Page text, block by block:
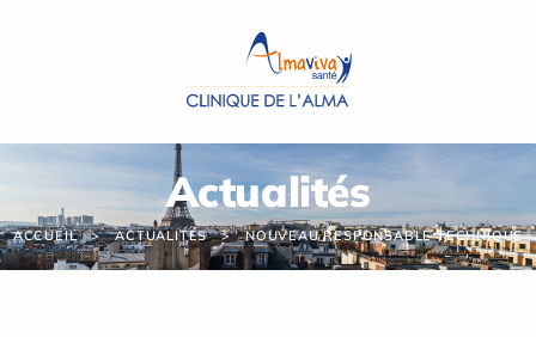
Actualités
ACCUEIL ACTUALITÉS NOUVEAU RESPONSABLE TECHNIQUE